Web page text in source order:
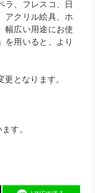
ラ、フレスコ、日
アクリル絵具、ホ
幅広い用途にお使
を用いると、より
となります。
す。